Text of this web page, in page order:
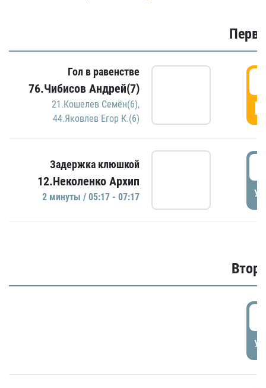
Гол в равенстве
76.Чибисов Андрей(7)
21.Кошелев Семён(6),
44.Яковлев Егор К.(6)
Задержка клюшкой
12.Неколенко Архип
2 минуты / 05:17 - 07:17